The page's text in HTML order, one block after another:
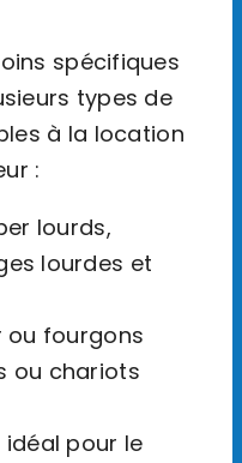
spécifiques
types de
à la location
:
lourds,
lourdes et
ou fourgons
ou chariots
idéal pour le